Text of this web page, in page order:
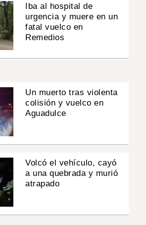
Iba al hospital de
urgencia y muere en un
fatal vuelco en
Remedios
Un muerto tras violenta
colisión y vuelco en
Aguadulce
Volcó el vehículo, cayó
a una quebrada y murió
atrapado